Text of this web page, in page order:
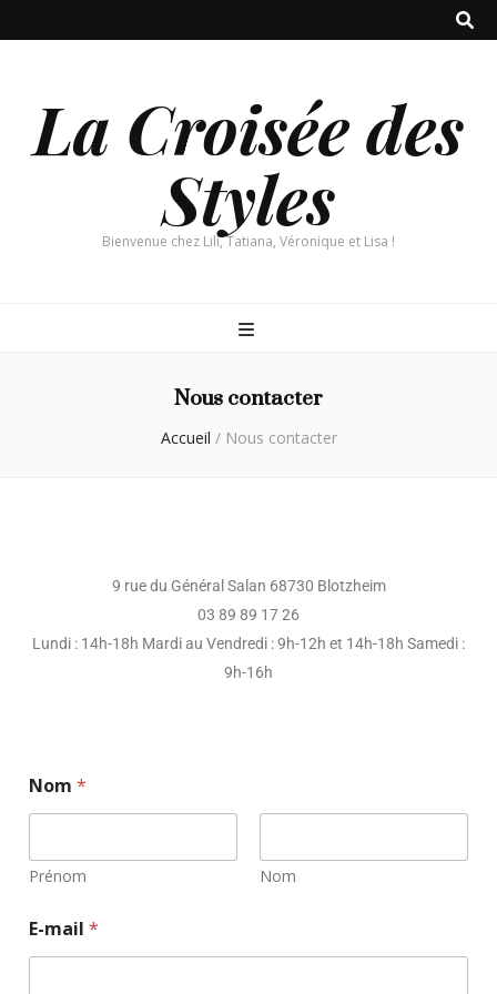
La Croisée des
Styles
Bienvenue chez Lili, Tatiana, Véronique et Lisa !
Nous contacter
Accueil / Nous contacter
9 rue du Général Salan 68730 Blotzheim
03 89 89 17 26
Lundi : 14h-18h Mardi au Vendredi : 9h-12h et 14h-18h Samedi :
9h-16h
Nom *
Prénom Nom
E-mail *